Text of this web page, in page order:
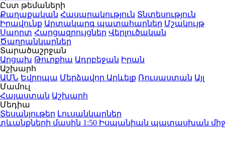
Ըստ թեմաների
Քաղաքական Հասարակություն Տնտեսություն
Իրավունք Արտակարգ պատահարներ Մշակույթ
Սպորտ Հարցազրույցներ Վերլուծական
Ծաղրանկարներ
Տարածաշրջան
Արցախ Թուրքիա Ադրբեջան Իրան
Աշխարհ
ԱՄՆ Եվրոպա Մերձավոր Արևելք Ռուսաստան Այլ
Մամուլ
Հայաստան Աշխարհ
Մեդիա
Տեսանյութեր Լուսանկարներ
մասին1:50Իսպանիան պատասխան միջոցներ